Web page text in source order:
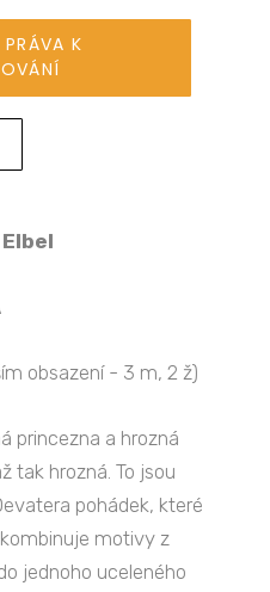
K
obsazení - 3 m, 2 ž)
princezna a hrozná
tak hrozná. To jsou
pohádek, které
motivy z
jednoho uceleného